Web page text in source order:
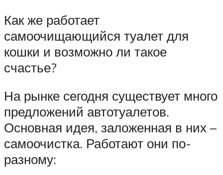
Как же работает
самоочищающийся туалет для
кошки и возможно ли такое
счастье?
На рынке сегодня существует много
предложений автотуалетов.
Основная идея, заложенная в них –
самоочистка. Работают они по-
разному: